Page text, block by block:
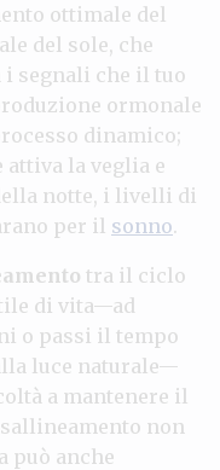
ottimale del
del sole, che
segnali che il tuo
ormonale
dinamico;
la veglia e
notte, i livelli di
per il sonno.
tra il ciclo
di vita—ad
o passi il tempo
luce naturale—
a mantenere il
non
può anche